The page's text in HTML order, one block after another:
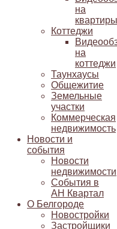
на
квартиры
Коттеджи
на
коттеджи
Таунхаусы
Общежитие
Земельные
участки
Коммерческая
недвижимость
Новости и
события
Новости
недвижимости
События в
АН Квартал
О Белгороде
Новостройки
Застройщики